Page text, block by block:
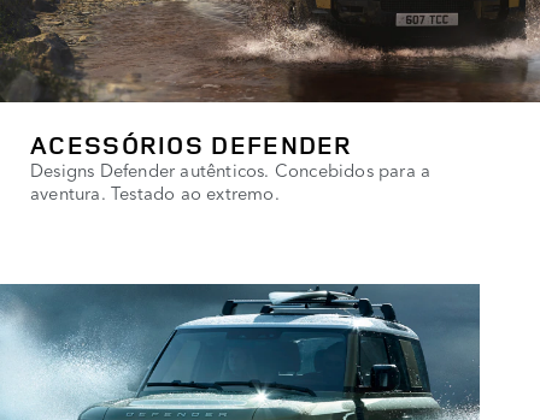
ACESSÓRIOS DEFENDER
Designs Defender autênticos. Concebidos para a
aventura. Testado ao extremo.